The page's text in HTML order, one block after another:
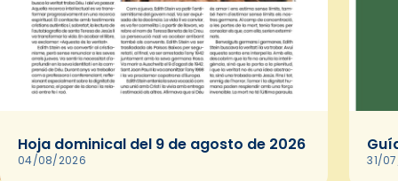
Hoja dominical del 9 de agosto de 2026
04/08/2026 31/